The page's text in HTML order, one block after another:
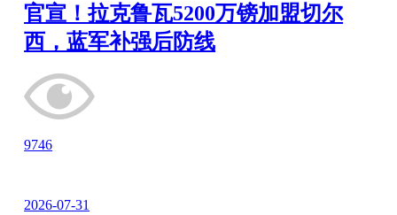
官宣！拉克鲁瓦5200万镑加盟切尔
西，蓝军补强后防线
9746
2026-07-31